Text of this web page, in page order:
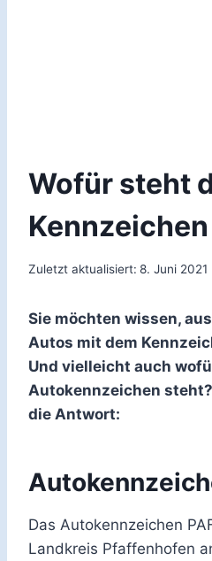
Wofür steht
Kennzeichen
Zuletzt aktualisiert: 8. Juni 2021
Sie möchten wissen,
Autos mit dem
Und vielleicht auch
Autokennzeichen
die Antwort:
Das Autokennzeichen
Landkreis Pfaffenhofen